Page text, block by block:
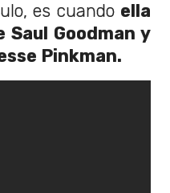
es cuando ella
Goodman y
Pinkman.